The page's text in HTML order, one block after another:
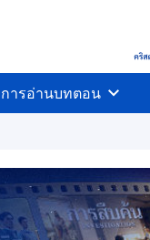
การอ่านบทตอน